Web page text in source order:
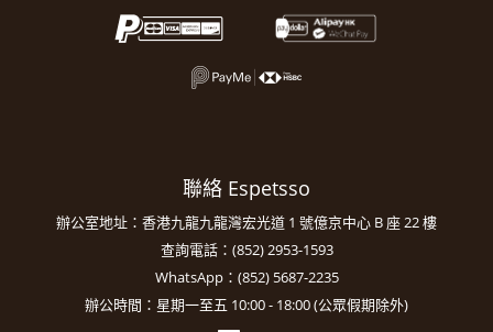
聯絡 Espetsso
辦公室地址：香港九龍九龍灣宏光道 1 號億京中心 B 座 22 樓
查詢電話：(852) 2953-1593
WhatsApp：(852) 5687-2235
辦公時間：星期一至五 10:00 - 18:00 (公眾假期除外)